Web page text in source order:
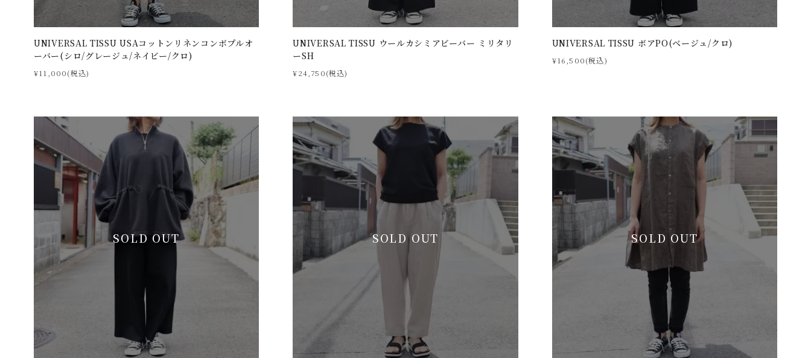
UNIVERSAL TISSU USAコットンリネンコンボプルオ
ーバー(シロ/グレージュ/ネイビー/クロ)
¥11,000(税込)
UNIVERSAL TISSU ウールカシミアビーバー ミリタリ
ーSH
¥24,750(税込)
UNIVERSAL TISSU ボアPO(ベージュ/クロ)
¥16,500(税込)
SOLD OUT SOLD OUT SOLD OUT